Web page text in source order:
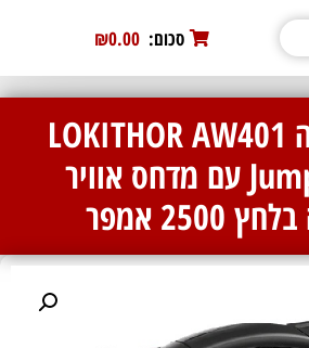
סכום: ₪0.00
בוסטר הנעה LOKITHOR AW401
Jump Starter עם מדחס אוויר
אמפר